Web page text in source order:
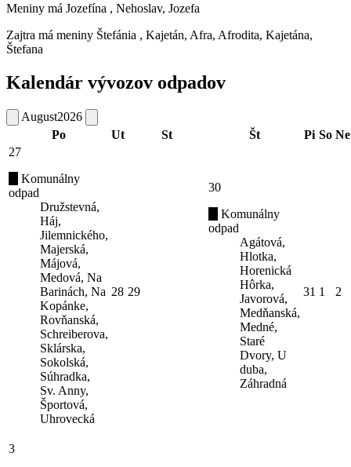
Meniny má Jozefína , Nehoslav, Jozefa
Zajtra má meniny Štefánia , Kajetán, Afra, Afrodita, Kajetána,
Štefana
Kalendár vývozov odpadov
August2026
Po
Ut St Št Pi So Ne
27
Komunálny
odpad
Družstevná,
Háj,
Jilemnického,
Majerská,
Májová,
Medová, Na
Barinách, Na
Kopánke,
Rovňanská,
Schreiberova,
Sklárska,
Sokolská,
Súhradka,
Sv. Anny,
Športová,
Uhrovecká
28 29
30
Komunálny
odpad
Agátová,
Hlotka,
Horenická
Hôrka,
Javorová,
Medňanská,
Medné,
Staré
Dvory, U
duba,
Záhradná
31 1 2
3